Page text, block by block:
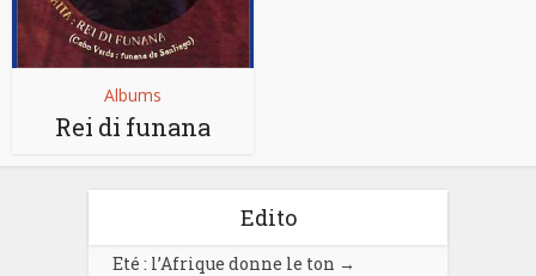
Albums
Rei di funana
Edito
Eté : l’Afrique donne le ton →